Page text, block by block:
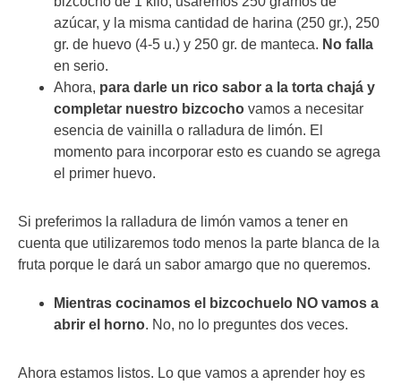
azúcar, y la misma cantidad de harina (250 gr.), 250
gr. de huevo (4-5 u.) y 250 gr. de manteca. No falla
en serio.
Ahora, para darle un rico sabor a la torta chajá y
completar nuestro bizcocho vamos a necesitar
esencia de vainilla o ralladura de limón. El
momento para incorporar esto es cuando se agrega
el primer huevo.
Si preferimos la ralladura de limón vamos a tener en
cuenta que utilizaremos todo menos la parte blanca de la
fruta porque le dará un sabor amargo que no queremos.
Mientras cocinamos el bizcochuelo NO vamos a
abrir el horno. No, no lo preguntes dos veces.
Ahora estamos listos. Lo que vamos a aprender hoy es